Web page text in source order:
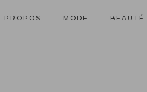
PROPOS MODE BEAUTÉ